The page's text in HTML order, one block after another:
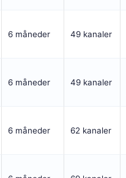
6 måneder 49 kanaler
6 måneder 49 kanaler
6 måneder 62 kanaler